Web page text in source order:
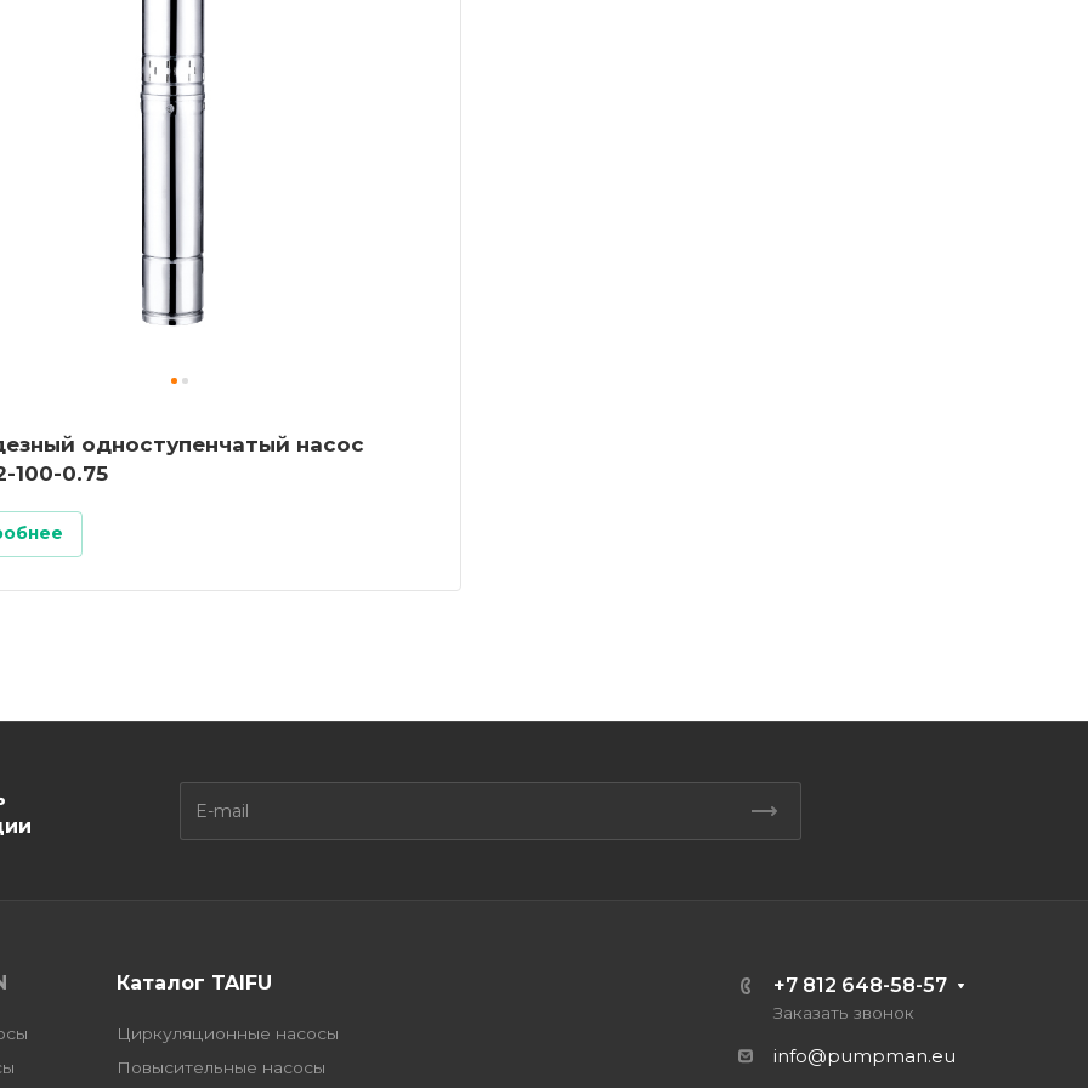
одноступенчатый насос
100-0.75
Каталог TAIFU
Циркуляционные насосы
Повысительные насосы
+7 812 648-58-57
Заказать звонок
info@pumpman.eu